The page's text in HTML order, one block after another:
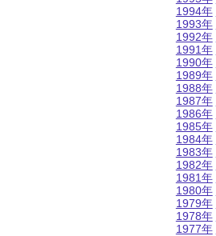
1994年
1993年
1992年
1991年
1990年
1989年
1988年
1987年
1986年
1985年
1984年
1983年
1982年
1981年
1980年
1979年
1978年
1977年